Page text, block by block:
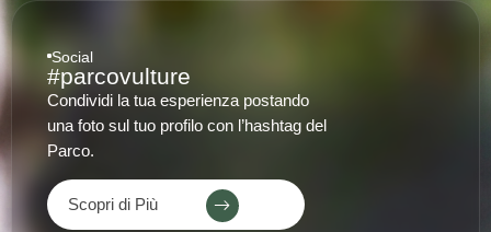
Social
#parcovulture
Condividi la tua esperienza postando
una foto sul tuo profilo con l’hashtag del
Parco.
Scopri di Più